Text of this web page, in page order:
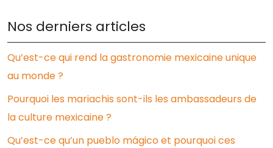
Nos derniers articles
Qu’est-ce qui rend la gastronomie mexicaine unique
au monde ?
Pourquoi les mariachis sont-ils les ambassadeurs de
la culture mexicaine ?
Qu’est-ce qu’un pueblo mágico et pourquoi ces